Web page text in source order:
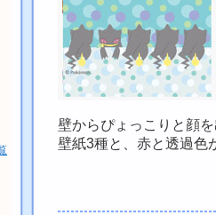
壁からぴょっこりと顔
壁紙3種と、赤と透過色